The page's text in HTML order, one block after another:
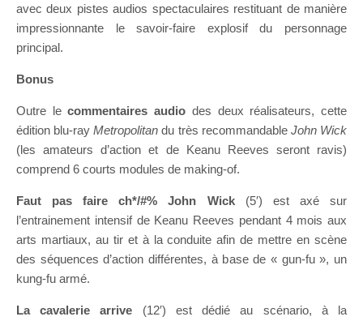
avec deux pistes audios spectaculaires restituant de manière
impressionnante le savoir-faire explosif du personnage
principal.
Bonus
Outre lecommentaires audio des deux réalisateurs, cette
édition blu-rayMetropolitan du très recommandableJohn Wick
(les amateurs d’action et de Keanu Reeves seront ravis)
comprend 6 courts modules de making-of.
Faut pas faire ch*/#% John Wick(5′) est axé sur
l’entrainement intensif de Keanu Reeves pendant 4 mois aux
arts martiaux, au tir et à la conduite afin de mettre en scène
des séquences d’action différentes, à base de « gun-fu », un
kung-fu armé.
La cavalerie arrive (12′) est dédié au scénario, à la